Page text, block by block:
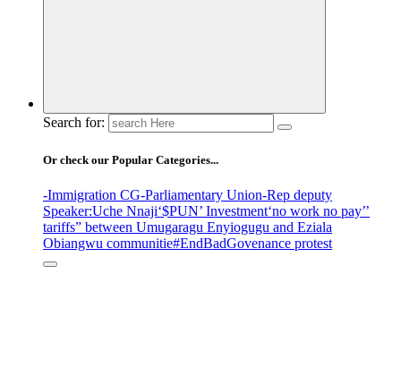
Search for:
Or check our Popular Categories...
-Immigration CG-Parliamentary Union-Rep deputy
Speaker:Uche Nnaji‘$PUN’ Investment‘no work no pay’’
tariffs” between Umugaragu Enyiogugu and Eziala
Obiangwu communitie#EndBadGovenance protest